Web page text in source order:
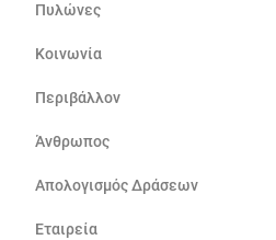
Πυλώνες
Κοινωνία
Περιβάλλον
Άνθρωπος
Απολογισμός Δράσεων
Εταιρεία